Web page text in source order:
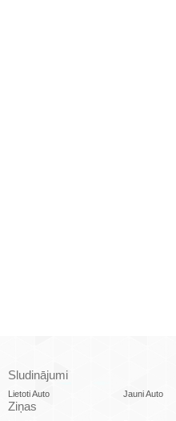
Sludinājumi
Lietoti Auto Jauni Auto
Ziņas